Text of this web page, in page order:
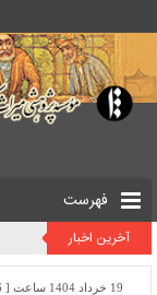
فهرست
آخرین اخبار
19 خرداد 1404 ساعت [ 20:46 ]